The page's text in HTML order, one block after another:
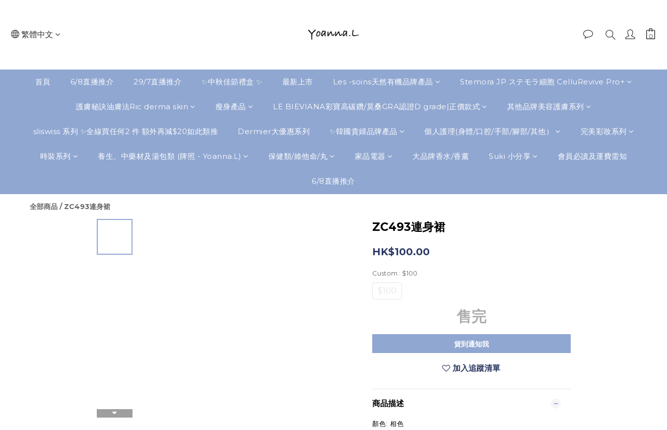
繁體中文
首頁 6/8直播推介 29/7直播推介 ✨中秋佳節禮盒 ✨ 最新上市 Les -soins天然有機品牌產品 Stemora JP ステモラ細胞 CelluRevive Pro+
護膚秘訣油膚法Ric derma skin 瘦身產品 LE BIEVIANA彩寶高碳鑽/莫桑GRA認證D grade|正價款式 其他品牌美容護膚系列
sliswiss 系列 ✨全線買任何2 件 額外再減$20如此類推 Dermier大優惠系列 ✨韓國貴婦品牌產品 個人護理(身體/口腔/手部/腳部/其他） 完美彩妝系列
時裝系列 養生、中藥材及湯包類 (牌照 - Yoanna.L) 保健類/維他命/丸 家品電器 大品牌香水/香薰 Suki 小分享 會員必讀及運費需知
6/8直播推介
全部商品 / ZC493連身裙
ZC493連身裙
HK$100.00
Custom : $100
$100
售完
貨到通知我
加入追蹤清單
商品描述
顏色: 相色